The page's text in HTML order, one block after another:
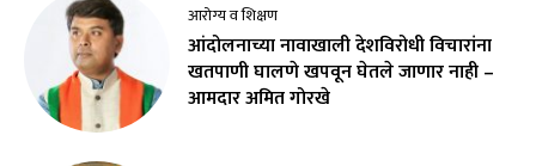
आरोग्य व शिक्षण
आंदोलनाच्या नावाखाली देशविरोधी विचारांना
खतपाणी घालणे खपवून घेतले जाणार नाही –
आमदार अमित गोरखे